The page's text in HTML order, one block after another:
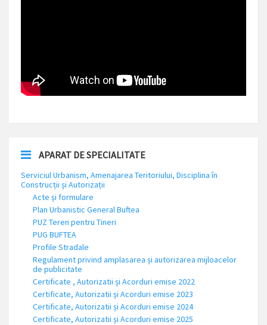
APARAT DE SPECIALITATE
Serviciul Urbanism, Amenajarea Teritoriului, Disciplina în
Construcții și Autorizații
Acte și formulare
Plan Urbanistic General Buftea
PUZ Teren pentru Tineri
PUG BUFTEA
Profile Stradale
Regulament privind amplasarea și autorizarea mijloacelor
de publicitate
Certificate , Autorizatii și Acorduri emise 2022
Certificate, Autorizatii și Acorduri emise 2023
Certificate, Autorizatii și Acorduri emise 2024
Certificate, Autorizatii și Acorduri emise 2025